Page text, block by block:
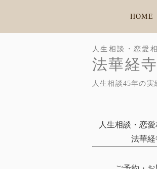
人生相談・恋愛
法華経
人生相談45年の
HOME
人生相談・恋
法華